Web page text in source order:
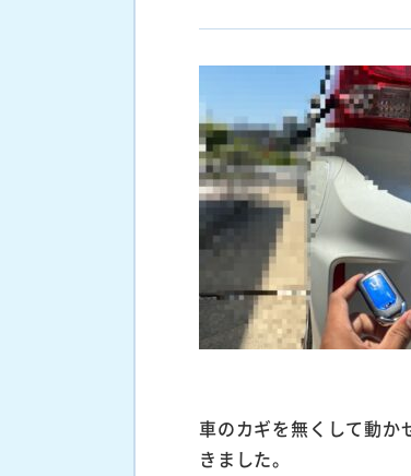
車のカギを無くして動か
きました。